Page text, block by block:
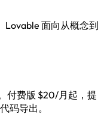
Lovable 面向从概念到
付费版 $20/月起，提
码导出。